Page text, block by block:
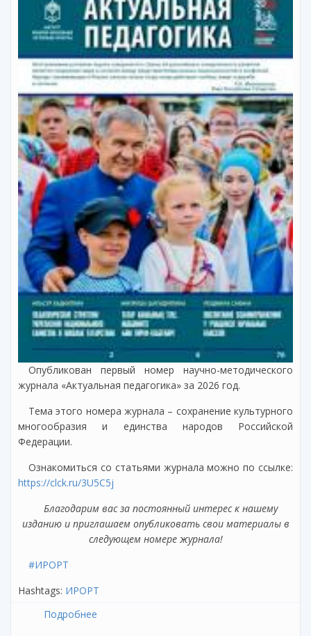
Опубликован первый номер научно-методического
журнала «Актуальная педагогика» за 2026 год.
Тема этого номера журнала – сохранение культурного
многообразия и единства народов Российской
Федерации.
Ознакомиться со статьями журнала можно по ссылке:
https://clck.ru/3U5C5j
Благодарим вас за постоянный интерес к нашему
изданию и приглашаем опубликовать свои материалы в
следующем номере журнала!
#ИРОРТ
Hashtags: ИРОРТ
Подробнее